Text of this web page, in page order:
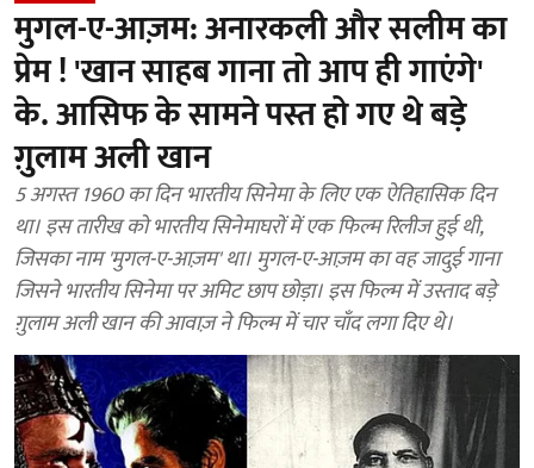
मुगल-ए-आज़म: अनारकली और सलीम का
प्रेम ! 'खान साहब गाना तो आप ही गाएंगे'
के. आसिफ के सामने पस्त हो गए थे बड़े
ग़ुलाम अली खान
5 अगस्त 1960 का दिन भारतीय सिनेमा के लिए एक ऐतिहासिक दिन
था। इस तारीख को भारतीय सिनेमाघरों में एक फिल्म रिलीज हुई थी,
जिसका नाम 'मुगल-ए-आज़म' था। मुगल-ए-आज़म का वह जादुई गाना
जिसने भारतीय सिनेमा पर अमिट छाप छोड़ा। इस फिल्म में उस्ताद बड़े
ग़ुलाम अली खान की आवाज़ ने फिल्म में चार चाँद लगा दिए थे।